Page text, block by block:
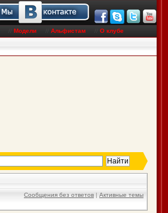
Модели Альфистам О клубе
Сообщения без ответов | Активные темы